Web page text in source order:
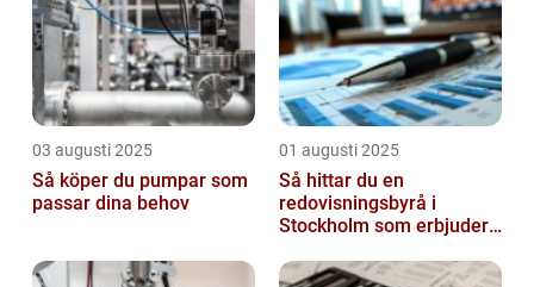
03 augusti 2025
Så köper du pumpar som
passar dina behov
01 augusti 2025
Så hittar du en
redovisningsbyrå i
Stockholm som erbjuder